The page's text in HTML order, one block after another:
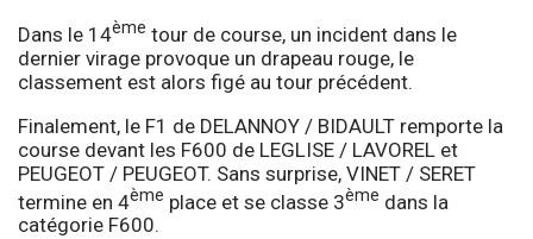
Dans le 14ème tour de course, un incident dans le
dernier virage provoque un drapeau rouge, le
classement est alors figé au tour précédent.
Finalement, le F1 de DELANNOY / BIDAULT remporte la
course devant les F600 de LEGLISE / LAVOREL et
PEUGEOT / PEUGEOT. Sans surprise, VINET / SERET
termine en 4ème place et se classe 3ème dans la
catégorie F600.